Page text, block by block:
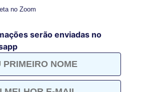
no Zoom
serão enviadas no